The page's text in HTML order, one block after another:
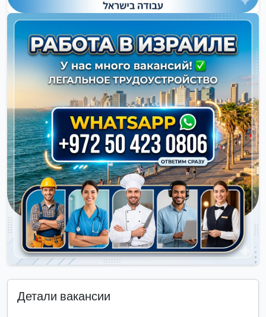
Детали вакансии